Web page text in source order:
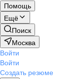
Помощь
Ещё
Поиск
Москва
Войти
Войти
Создать резюме